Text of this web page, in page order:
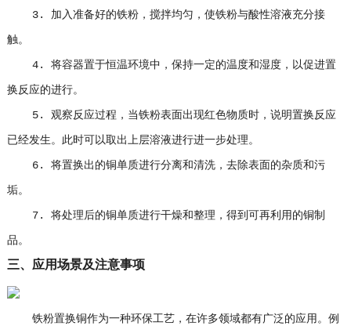
3. 加入准备好的铁粉，搅拌均匀，使铁粉与酸性溶液充分接
触。
4. 将容器置于恒温环境中，保持一定的温度和湿度，以促进置
换反应的进行。
5. 观察反应过程，当铁粉表面出现红色物质时，说明置换反应
已经发生。此时可以取出上层溶液进行进一步处理。
6. 将置换出的铜单质进行分离和清洗，去除表面的杂质和污
垢。
7. 将处理后的铜单质进行干燥和整理，得到可再利用的铜制
品。
三、应用场景及注意事项
铁粉置换铜作为一种环保工艺，在许多领域都有广泛的应用。例